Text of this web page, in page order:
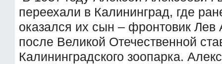
переехали в Калининград, где
оказался их сын – фронтовик
после Великой Отечественной
Калининградского зоопарка.